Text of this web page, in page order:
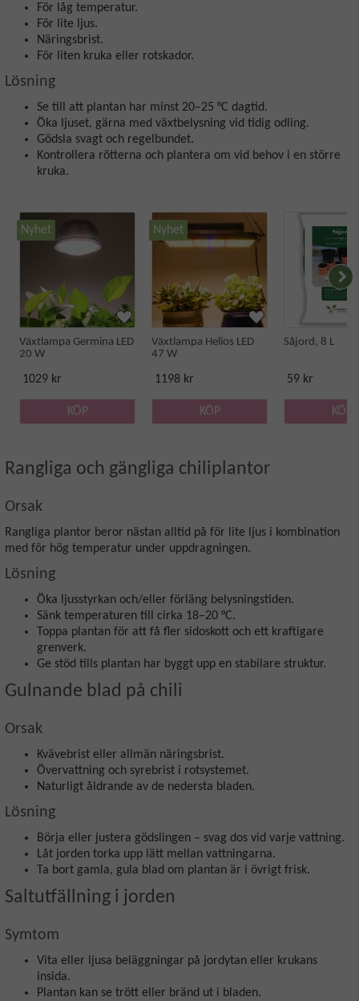
För låg temperatur.
För lite ljus.
Näringsbrist.
För liten kruka eller rotskador.
Lösning
Se till att plantan har minst 20–25 °C dagtid.
Öka ljuset, gärna med växtbelysning vid tidig odling.
Gödsla svagt och regelbundet.
Kontrollera rötterna och plantera om vid behov i en större
kruka.
Nyhet
Växtlampa Germina LED
20 W
1029 kr
KÖP
Nyhet
Växtlampa Helios LED
47 W
1198 kr
KÖP
Såjord, 8 L
59 kr
KÖP
Rangliga och gängliga chiliplantor
Orsak
Rangliga plantor beror nästan alltid på för lite ljus i kombination
med för hög temperatur under uppdragningen.
Lösning
Öka ljusstyrkan och/eller förläng belysningstiden.
Sänk temperaturen till cirka 18–20 °C.
Toppa plantan för att få fler sidoskott och ett kraftigare
grenverk.
Ge stöd tills plantan har byggt upp en stabilare struktur.
Gulnande blad på chili
Orsak
Kvävebrist eller allmän näringsbrist.
Övervattning och syrebrist i rotsystemet.
Naturligt åldrande av de nedersta bladen.
Lösning
Börja eller justera gödslingen – svag dos vid varje vattning.
Låt jorden torka upp lätt mellan vattningarna.
Ta bort gamla, gula blad om plantan är i övrigt frisk.
Saltutfällning i jorden
Symtom
Vita eller ljusa beläggningar på jordytan eller krukans
insida.
Plantan kan se trött eller bränd ut i bladen.